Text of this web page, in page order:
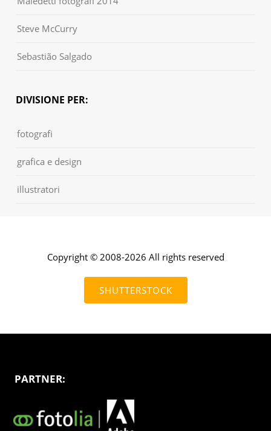
Steve McCurry
Sebastião Salgado
DIVISIONE PER:
fotografi
grafica e design
illustratori
Copyright © 2008-2026 All rights reserved
SHUTTERSTOCK
PARTNER: